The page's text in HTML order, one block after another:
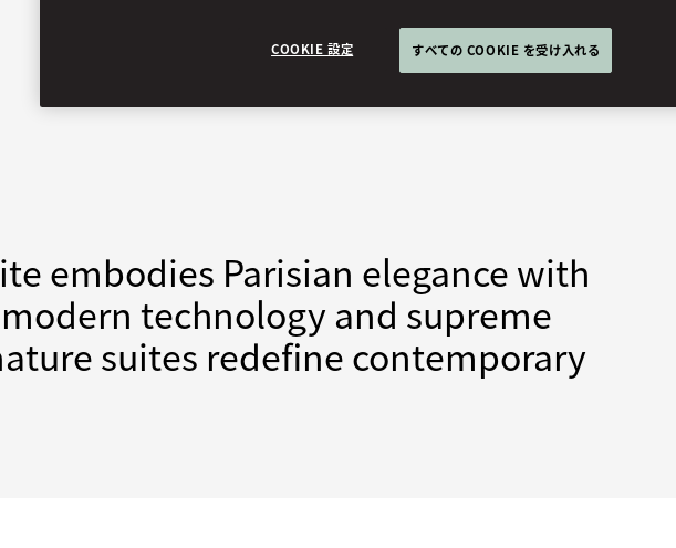
embodies Parisian elegance with
technology and supreme
suites redefine contemporary
COOKIE 設定 すべての COOKIE を受け入れる